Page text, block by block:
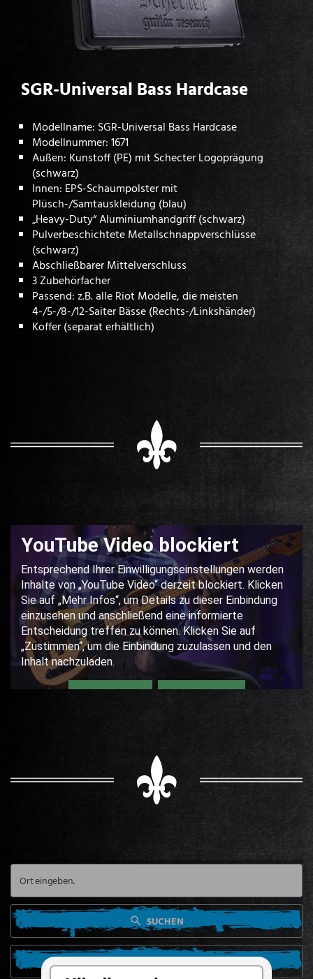
SGR-Universal Bass Hardcase
Modellname: SGR-Universal Bass Hardcase
Modellnummer: 1671
Außen: Kunstoff (PE) mit Schecter Logoprägung
(schwarz)
Innen: EPS-Schaumpolster mit
Plüsch-/Samtauskleidung (blau)
„Heavy-Duty“ Aluminiumhandgriff (schwarz)
Pulverbeschichtete Metallschnappverschlüsse
(schwarz)
Abschließbarer Mittelverschluss
3 Zubehörfacher
Passend: z.B. alle Riot Modelle, die meisten
4-/5-/8-/12-Saiter Bässe (Rechts-/Linkshänder)
Koffer (separat erhältlich)
SUCHEN
SUCHE VON MEINEM STANDORT AUS